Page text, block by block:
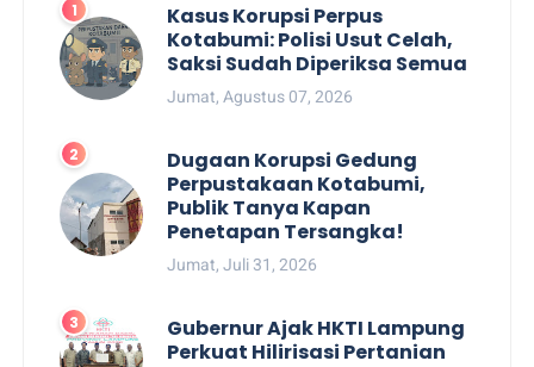
Kasus Korupsi Perpus
Kotabumi: Polisi Usut Celah,
Saksi Sudah Diperiksa Semua
Jumat, Agustus 07, 2026
Dugaan Korupsi Gedung
Perpustakaan Kotabumi,
Publik Tanya Kapan
Penetapan Tersangka!
Jumat, Juli 31, 2026
Gubernur Ajak HKTI Lampung
Perkuat Hilirisasi Pertanian